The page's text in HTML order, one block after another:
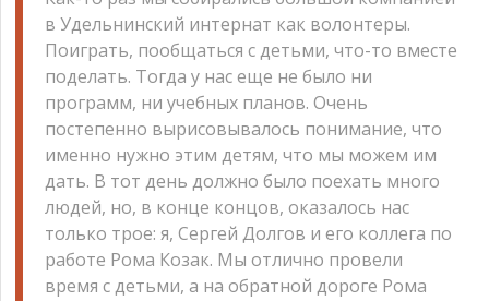
в Удельнинский интернат как волонтеры.
Поиграть, пообщаться с детьми, что-то вместе
поделать. Тогда у нас еще не было ни
программ, ни учебных планов. Очень
постепенно вырисовывалось понимание, что
именно нужно этим детям, что мы можем им
дать. В тот день должно было поехать много
людей, но, в конце концов, оказалось нас
только трое: я, Сергей Долгов и его коллега по
работе Рома Козак. Мы отлично провели
время с детьми, а на обратной дороге Рома